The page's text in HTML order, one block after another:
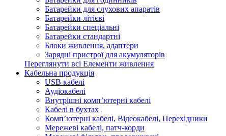
Батарейки для слухових апаратів
Батарейки літієві
Батарейки спеціальні
Батарейки стандартні
Блоки живлення, адаптери
Зарядні пристрої для акумуляторів
Переглянути всі Елементи живлення
Кабельна продукція
USB кабелі
Аудіокабелі
Внутрішні комп’ютерні кабелі
Кабелі в бухтах
Комп’ютерні кабелі, Відеокабелі, Перехідники
Мережеві кабелі, патч-корди